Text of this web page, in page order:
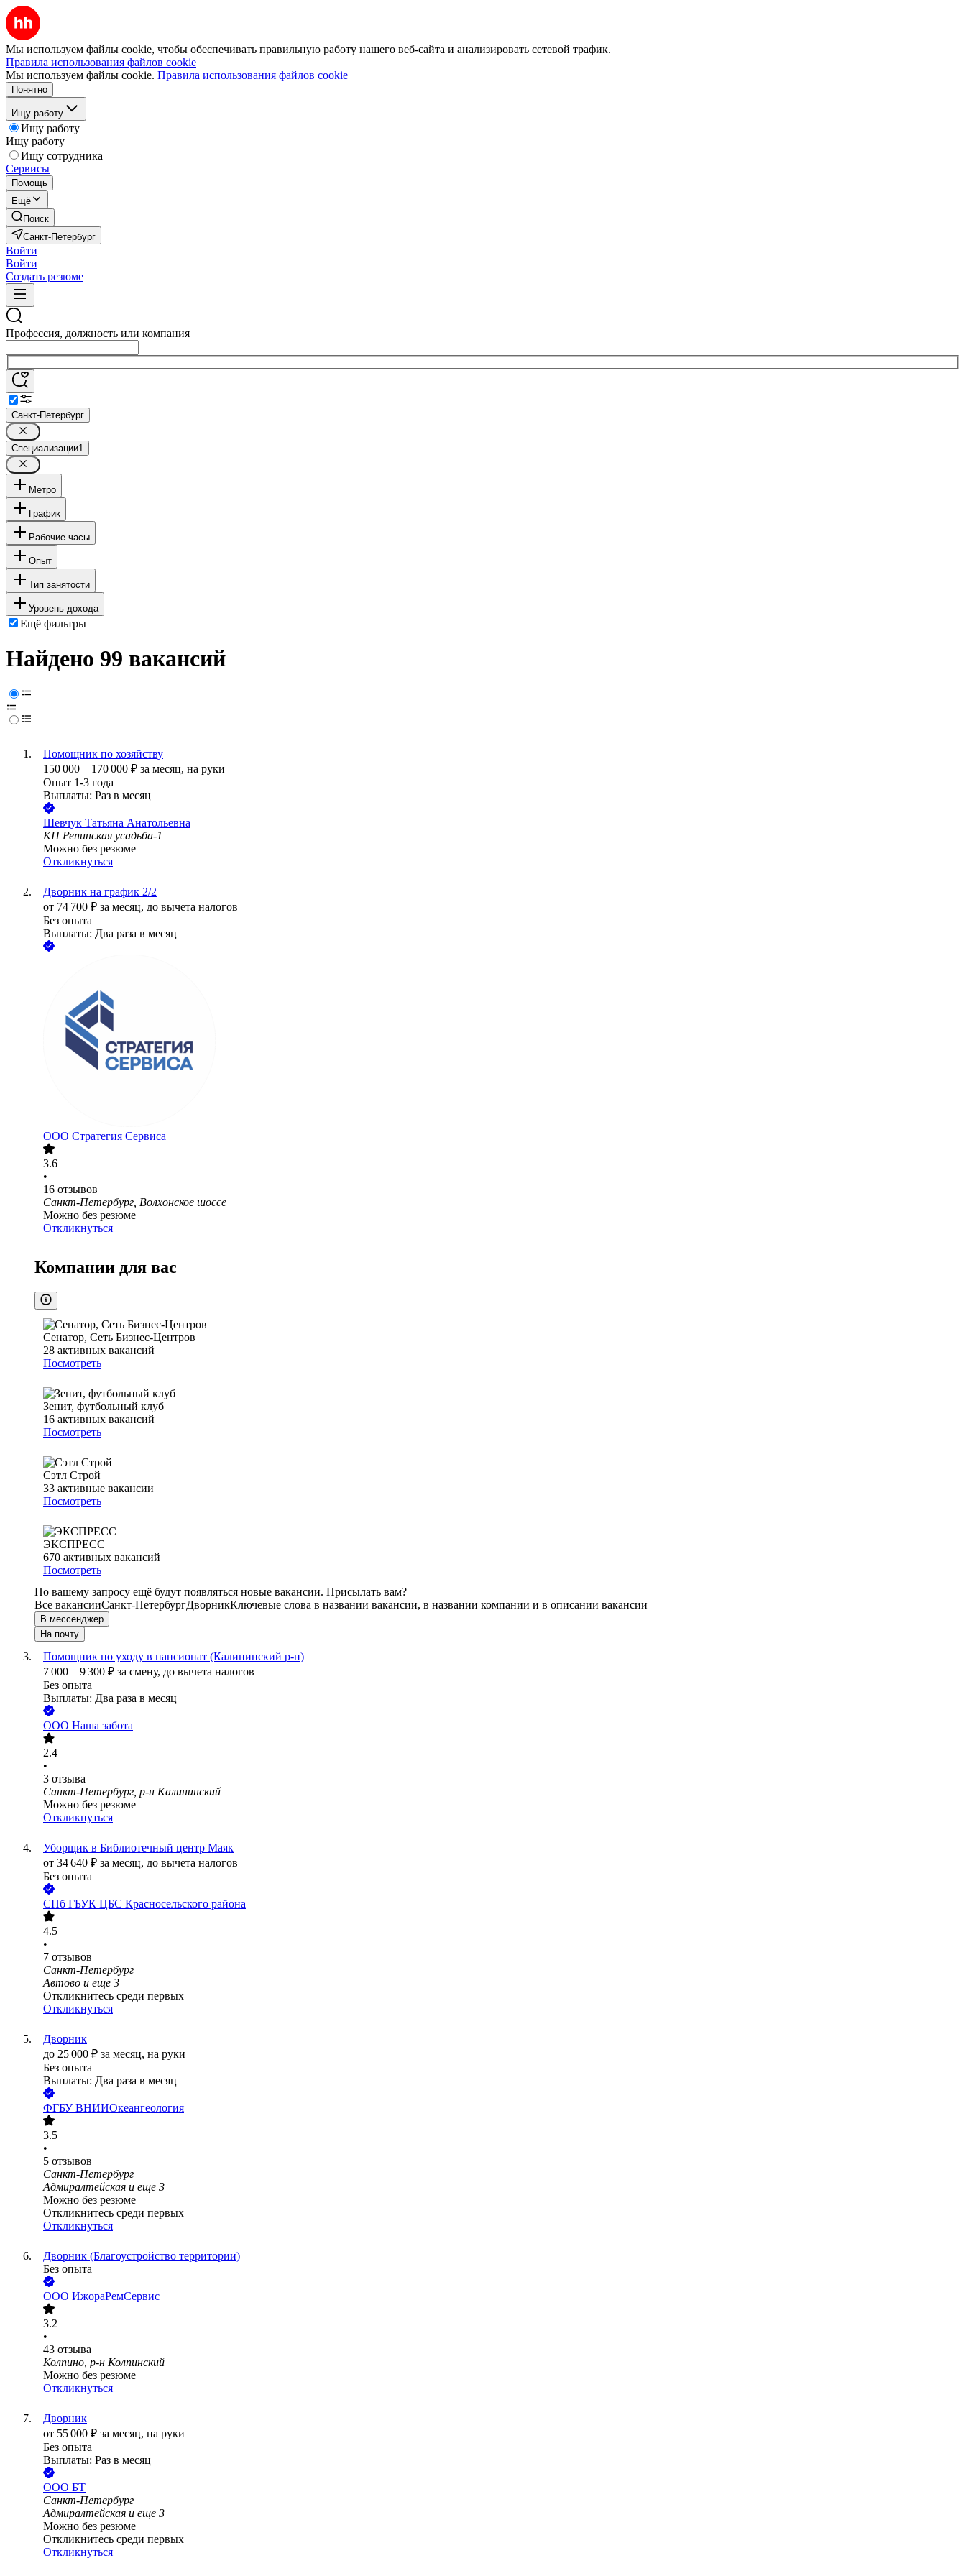
Мы используем файлы cookie, чтобы обеспечивать правильную работу нашего веб-сайта и анализировать сетевой трафик.
Правила использования файлов cookie
Мы используем файлы cookie. Правила использования файлов cookie
Понятно
Ищу работу
Ищу работу
Ищу работу
Ищу сотрудника
Сервисы
Помощь
Ещё
Поиск
Санкт-Петербург
Войти
Войти
Создать резюме
Профессия, должность или компания
Санкт-Петербург
Специализации1
Метро
График
Рабочие часы
Опыт
Тип занятости
Уровень дохода
Ещё фильтры
Найдено 99 вакансий
Помощник по хозяйству
150 000 – 170 000 ₽ за месяц, на руки
Опыт 1-3 года
Выплаты: Раз в месяц
Шевчук Татьяна Анатольевна
КП Репинская усадьба-1
Можно без резюме
Откликнуться
Дворник на график 2/2
от 74 700 ₽ за месяц, до вычета налогов
Без опыта
Выплаты: Два раза в месяц
ООО Стратегия Сервиса
3.6
•
16 отзывов
Санкт-Петербург, Волхонское шоссе
Можно без резюме
Откликнуться
Компании для вас
Сенатор, Сеть Бизнес-Центров
28 активных вакансий
Посмотреть
Зенит, футбольный клуб
16 активных вакансий
Посмотреть
Сэтл Строй
33 активные вакансии
Посмотреть
ЭКСПРЕСС
670 активных вакансий
Посмотреть
По вашему запросу ещё будут появляться новые вакансии. Присылать вам?
Все вакансииСанкт-ПетербургДворникКлючевые слова в названии вакансии, в названии компании и в описании вакансии
В мессенджер
На почту
Помощник по уходу в пансионат (Калининский р-н)
7 000 – 9 300 ₽ за смену, до вычета налогов
Без опыта
Выплаты: Два раза в месяц
ООО Наша забота
2.4
•
3 отзыва
Санкт-Петербург, р-н Калининский
Можно без резюме
Откликнуться
Уборщик в Библиотечный центр Маяк
от 34 640 ₽ за месяц, до вычета налогов
Без опыта
СПб ГБУК ЦБС Красносельского района
4.5
•
7 отзывов
Санкт-Петербург
Автово и еще 3
Откликнитесь среди первых
Откликнуться
Дворник
до 25 000 ₽ за месяц, на руки
Без опыта
Выплаты: Два раза в месяц
ФГБУ ВНИИОкеангеология
3.5
•
5 отзывов
Санкт-Петербург
Адмиралтейская и еще 3
Можно без резюме
Откликнитесь среди первых
Откликнуться
Дворник (Благоустройство территории)
Без опыта
ООО ИжораРемСервис
3.2
•
43 отзыва
Колпино, р-н Колпинский
Можно без резюме
Откликнуться
Дворник
от 55 000 ₽ за месяц, на руки
Без опыта
Выплаты: Раз в месяц
ООО БТ
Санкт-Петербург
Адмиралтейская и еще 3
Можно без резюме
Откликнитесь среди первых
Откликнуться